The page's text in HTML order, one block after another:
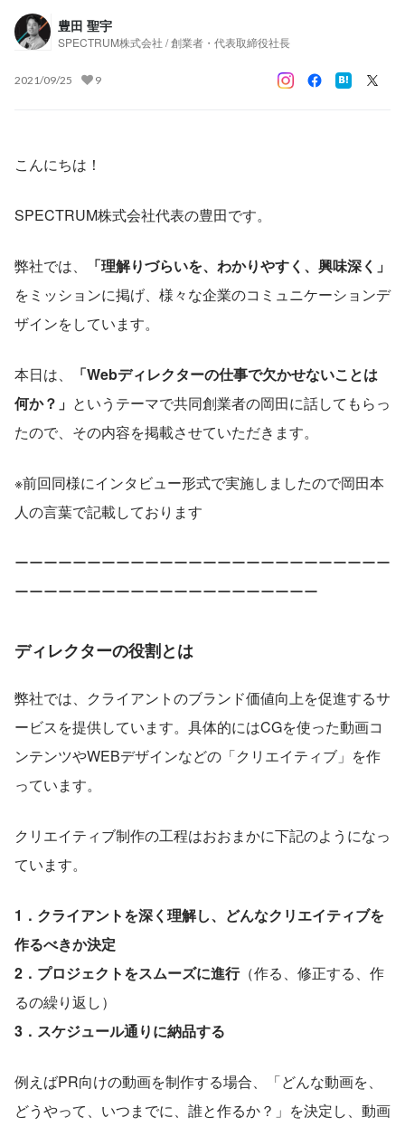
豊田 聖宇
SPECTRUM株式会社 / 創業者・代表取締役社長
2021/09/25 9
こんにちは！
SPECTRUM株式会社代表の豊田です。
弊社では、
「理解りづらいを、わかりやすく、興味深く」
をミッションに掲げ、様々な企業のコミュニケーションデ
ザインをしています。
本日は、
「Webディレクターの仕事で欠かせないことは
何か？」 というテーマで共同創業者の岡田に話してもらっ
たので、その内容を掲載させていただきます。
※前回同様にインタビュー形式で実施しましたので岡田本
人の言葉で記載しております
ーーーーーーーーーーーーーーーーーーーーーーーーーー
ーーーーーーーーーーーーーーーーーーーーー
ディレクターの役割とは
弊社では、クライアントのブランド価値向上を促進するサ
ービスを提供しています。具体的にはCGを使った動画コ
ンテンツやWEBデザインなどの「クリエイティブ」を作
っています。
クリエイティブ制作の工程はおおまかに下記のようになっ
ています。
1．クライアントを深く理解し、どんなクリエイティブを
作るべきか決定
2．プロジェクトをスムーズに進行（作る、修正する、作
るの繰り返し）
3．スケジュール通りに納品する
例えばPR向けの動画を制作する場合、「どんな動画を、
どうやって、いつまでに、誰と作るか？」を決定し、動画